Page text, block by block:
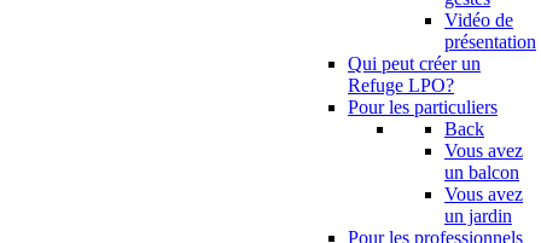
Vidéo de
présentation
Qui peut créer un
Refuge LPO?
Pour les particuliers
Back
Vous avez
un balcon
Vous avez
un jardin
Pour les professionnels